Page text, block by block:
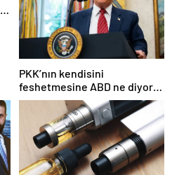
PKK’nın kendisini
feshetmesine ABD ne diyor?
İlk açıklama